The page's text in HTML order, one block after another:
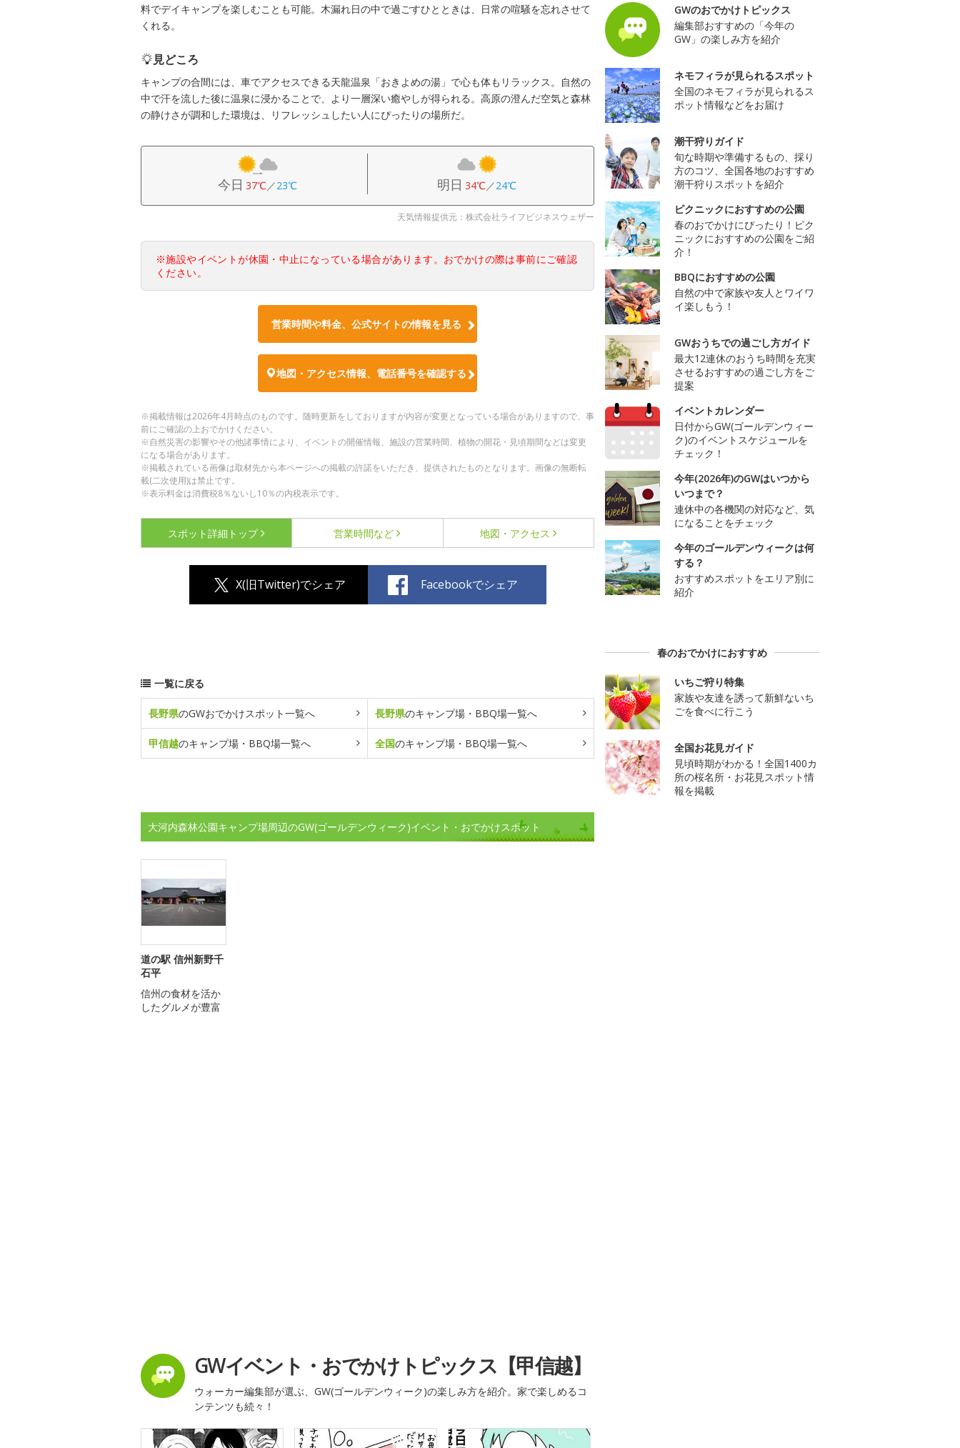
料でデイキャンプを楽しむことも可能。木漏れ日の中で過ごすひとときは、日常の喧騒を忘れさせて
くれる。
見どころ
キャンプの合間には、車でアクセスできる天龍温泉「おきよめの湯」で心も体もリラックス。自然の
中で汗を流した後に温泉に浸かることで、より一層深い癒やしが得られる。高原の澄んだ空気と森林
の静けさが調和した環境は、リフレッシュしたい人にぴったりの場所だ。
今日 37℃／23℃ 明日 34℃／24℃
天気情報提供元：株式会社ライフビジネスウェザー
※施設やイベントが休園・中止になっている場合があります。おでかけの際は事前にご確認
ください。
営業時間や料金、公式サイトの情報を見る
地図・アクセス情報、電話番号を確認する
※掲載情報は2026年4月時点のものです。随時更新をしておりますが内容が変更となっている場合がありますので、事
前にご確認の上おでかけください。
※自然災害の影響やその他諸事情により、イベントの開催情報、施設の営業時間、植物の開花・見頃期間などは変更
になる場合があります。
※掲載されている画像は取材先から本ページへの掲載の許諾をいただき、提供されたものとなります。画像の無断転
載(二次使用)は禁止です。
※表示料金は消費税8％ないし10％の内税表示です。
スポット詳細 トップ 営業時間など 地図・アクセス
X(旧Twitter)でシェア Facebookでシェア
一覧に戻る
長野県のGWおでかけスポット一覧へ 長野県のキャンプ場・BBQ場一覧へ
甲信越のキャンプ場・BBQ場一覧へ 全国のキャンプ場・BBQ場一覧へ
大河内森林公園キャンプ場周辺のGW(ゴールデンウィーク)イベント・おでかけスポット
道の駅 信州新野千
石平
信州の食材を活か
したグルメが豊富
GWイベント・おでかけトピックス【甲信越】
ウォーカー編集部が選ぶ、GW(ゴールデンウィーク)の楽しみ方を紹介。家で楽しめるコ
ンテンツも続々！
GWのおでかけトピックス
編集部おすすめの「今年の
GW」の楽しみ方を紹介
ネモフィラが見られるスポット
全国のネモフィラが見られるス
ポット情報などをお届け
潮干狩りガイド
旬な時期や準備するもの、採り
方のコツ、全国各地のおすすめ
潮干狩りスポットを紹介
ピクニックにおすすめの公園
春のおでかけにぴったり！ピク
ニックにおすすめの公園をご紹
介！
BBQにおすすめの公園
自然の中で家族や友人とワイワ
イ楽しもう！
GWおうちでの過ごし方ガイド
最大12連休のおうち時間を充実
させるおすすめの過ごし方をご
提案
イベントカレンダー
日付からGW(ゴールデンウィー
ク)のイベントスケジュールを
チェック！
今年(2026年)のGWはいつから
いつまで？
連休中の各機関の対応など、気
になることをチェック
今年のゴールデンウィークは何
する？
おすすめスポットをエリア別に
紹介
春のおでかけにおすすめ
いちご狩り特集
家族や友達を誘って新鮮ないち
ごを食べに行こう
全国お花見ガイド
見頃時期がわかる！全国1400カ
所の桜名所・お花見スポット情
報を掲載